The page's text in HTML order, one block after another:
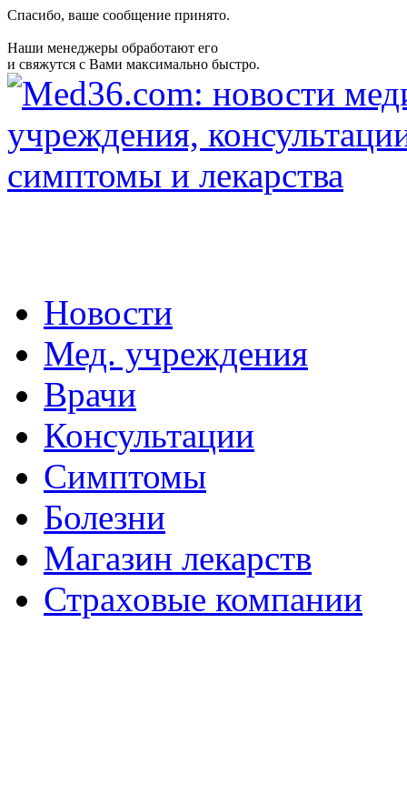
Спасибо, ваше сообщение принято.
Наши менеджеры обработают его
и свяжутся с Вами максимально быстро.
Новости
Мед. учреждения
Врачи
Консультации
Симптомы
Болезни
Магазин лекарств
Страховые компании